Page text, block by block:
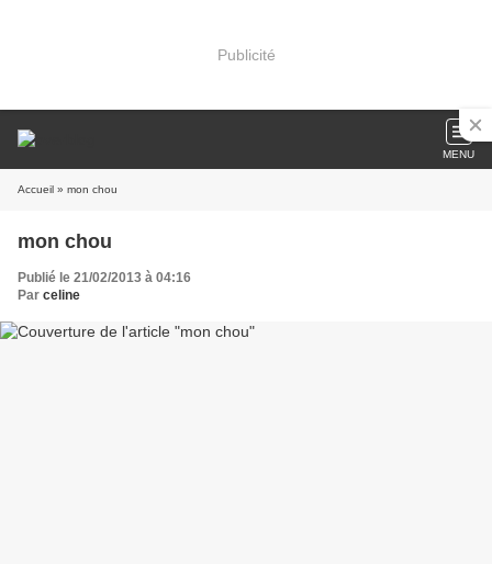
Publicité
MENU
Accueil » mon chou
mon chou
Publié le 21/02/2013 à 04:16
Par celine